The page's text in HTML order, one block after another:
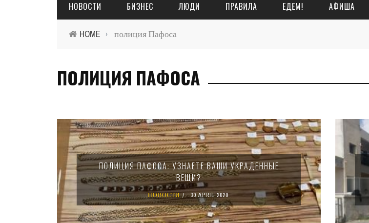
НОВОСТИ БИЗНЕС ЛЮДИ ПРАВИЛА ЕДЕМ! АФИША
HOME › полиция Пафоса
ПОЛИЦИЯ ПАФОСА
ПОЛИЦИЯ ПАФОСА: УЗНАЕТЕ ВАШИ УКРАДЕННЫЕ
ВЕЩИ?
НОВОСТИ 30 APRIL 2020